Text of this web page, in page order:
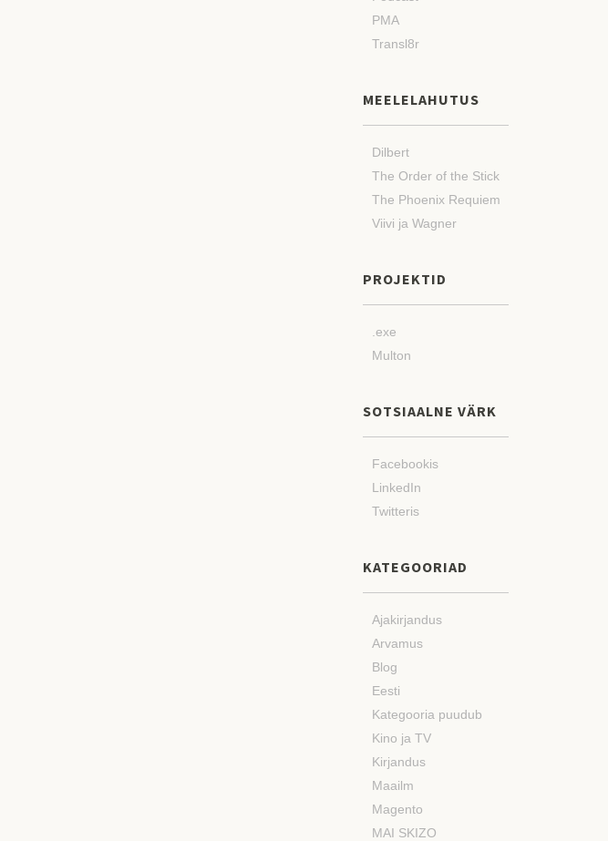
PMA
Transl8r
MEELELAHUTUS
Dilbert
The Order of the Stick
The Phoenix Requiem
Viivi ja Wagner
PROJEKTID
.exe
Multon
SOTSIAALNE VÄRK
Facebookis
LinkedIn
Twitteris
KATEGOORIAD
Ajakirjandus
Arvamus
Blog
Eesti
Kategooria puudub
Kino ja TV
Kirjandus
Maailm
Magento
MAI SKIZO